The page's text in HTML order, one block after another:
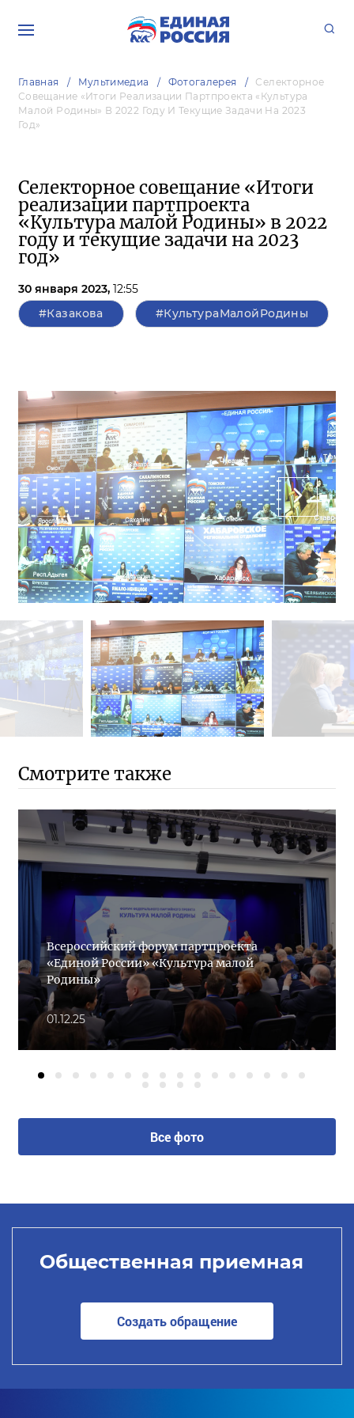
Главная Мультимедиа Фотогалерея
Селекторное
Совещание «Итоги Реализации Партпроекта «Культура
Малой Родины» В 2022 Году И Текущие Задачи На 2023
Год»
Селекторное совещание «Итоги
реализации партпроекта
«Культура малой Родины» в 2022
году и текущие задачи на 2023
год»
30 января 2023, 12:55
#Казакова
#КультураМалойРодины
Смотрите также
Всероссийский форум партпроекта
«Единой России» «Культура малой
Родины»
01.12.25
Все фото
Общественная приемная
Создать обращение